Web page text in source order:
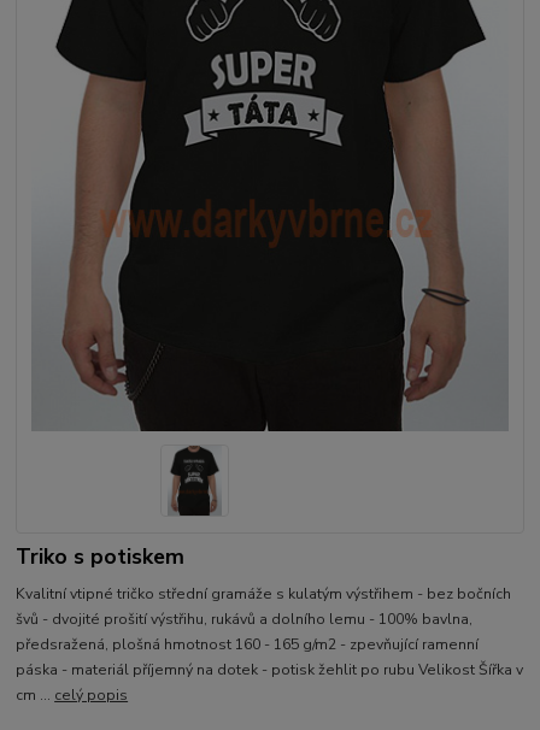
Triko s potiskem
Kvalitní vtipné tričko střední gramáže s kulatým výstřihem - bez bočních
švů - dvojité prošití výstřihu, rukávů a dolního lemu - 100% bavlna,
předsražená, plošná hmotnost 160 - 165 g/m2 - zpevňující ramenní
páska - materiál příjemný na dotek - potisk žehlit po rubu Velikost Šířka v
cm ... celý popis